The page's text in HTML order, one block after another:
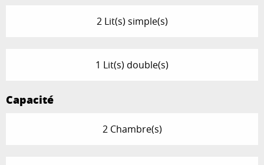
2 Lit(s) simple(s)
1 Lit(s) double(s)
Capacité
2 Chambre(s)